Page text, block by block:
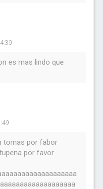
es mas lindo que
tomas por fabor
por favor